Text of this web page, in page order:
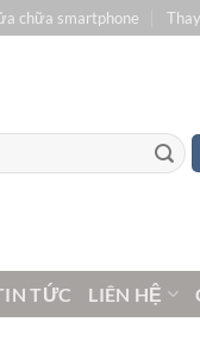
chữa smartphone
TỨC LIÊN HỆ